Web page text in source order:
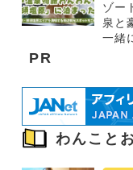
ゾー
泉と
一緒
PR
わんこと